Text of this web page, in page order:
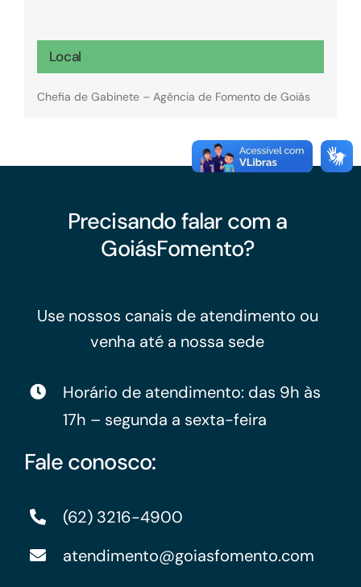
Local
Chefia de Gabinete – Agência de Fomento de Goiás
Precisando falar com a
GoiásFomento?
Use nossos canais de atendimento ou
venha até a nossa sede
Horário de atendimento: das 9h às
17h – segunda a sexta-feira
Fale conosco:
(62) 3216-4900
atendimento@goiasfomento.com